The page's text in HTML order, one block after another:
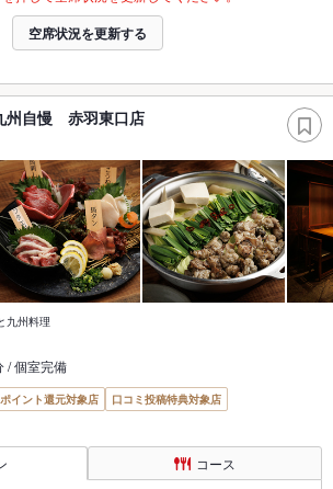
空席状況を更新する
自慢 赤羽東口店
九州料理
/ 個室完備
イント還元対象店
口コミ投稿特典対象店
コース